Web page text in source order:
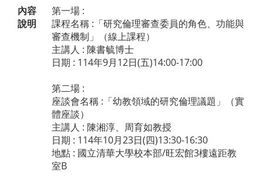
內容
說明
第一場 :
課程名稱 :「研究倫理審查委員的角色、功能與
審查機制」（線上課程）
主講人 : 陳書毓博士
日期 : 114年9月12日(五)14:00-17:00
第二場 :
座談會名稱 :「幼教領域的研究倫理議題」（實
體座談）
主講人 : 陳湘淳、周育如教授
日期 : 114年10月23日(四)13:30-16:30
地點 : 國立清華大學校本部/旺宏館3樓遠距教
室B